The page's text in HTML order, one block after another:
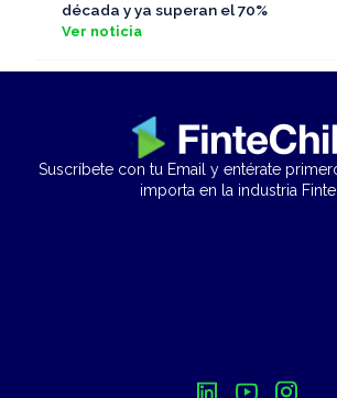
década y ya superan el 70%
Ver noticia
Suscríbete con tu Email y entérate
importa en la industria